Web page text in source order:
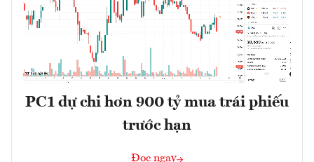
PC1 dự chi hơn 900 tỷ mua trái phiếu
trước hạn
Đọc ngay